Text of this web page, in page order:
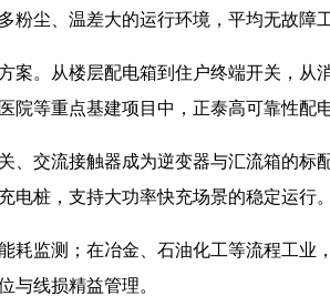
尘、温差大的运行环境，平均无故障
。从楼层配电箱到住户终端开关，
等重点基建项目中，正泰高可靠性配
交流接触器成为逆变器与汇流箱的
桩，支持大功率快充场景的稳定运行。
监测；在冶金、石油化工等流程工
与线损精益管理。